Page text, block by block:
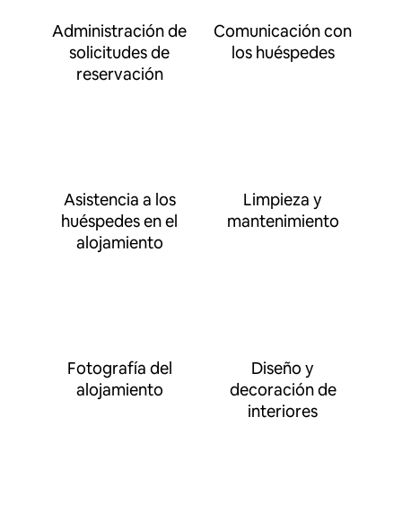
Administración de
solicitudes de
reservación
Comunicación con
los huéspedes
Asistencia a los
huéspedes en el
alojamiento
Limpieza y
mantenimiento
Fotografía del
alojamiento
Diseño y
decoración de
interiores